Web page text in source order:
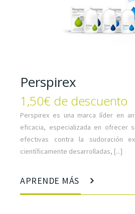
Perspirex
1,50€ de descuento
Perspirex es una marca líder en
eficacia, especializada en ofrecer
efectivas contra la sudoración
científicamente desarrolladas, [...]
APRENDE MÁS